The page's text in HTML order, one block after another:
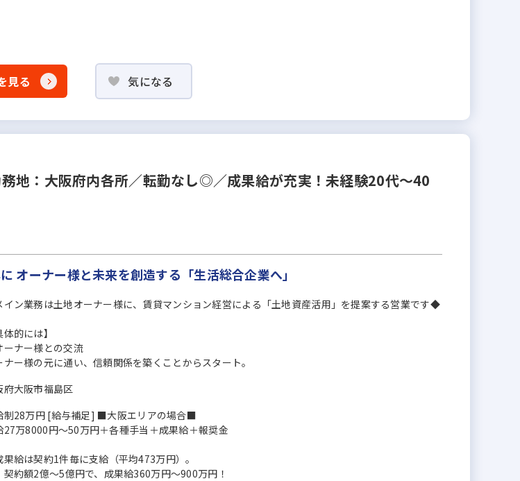
見る 気になる
地：大阪府内各所／転勤なし◎／成果給が充実！未経験20代～40
ーナー様と未来を創造する「生活総合企業へ」
ン業務は土地オーナー様に、賃貸マンション経営による「土地資産活用」を提案する営業です◆
体的には】
ナー様との交流
ナー様の元に通い、信頼関係を築くことからスタート。
府大阪市福島区
制28万円 [給与補足] ■大阪エリアの場合■
27万8000円～50万円＋各種手当＋成果給＋報奨金
給は契約1件毎に支給（平均473万円）。
契約額2億～5億円で、成果給360万円～900万円！